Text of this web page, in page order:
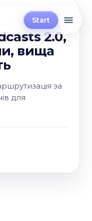
Start
2.0,
вища
за
для